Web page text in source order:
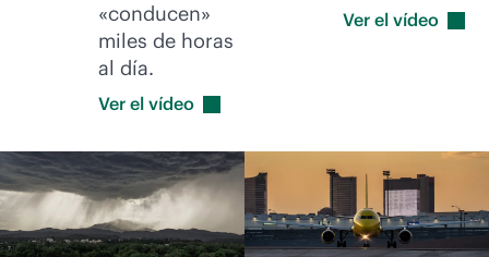
«conducen»
miles de horas
al día.
Ver el vídeo
Ver el vídeo